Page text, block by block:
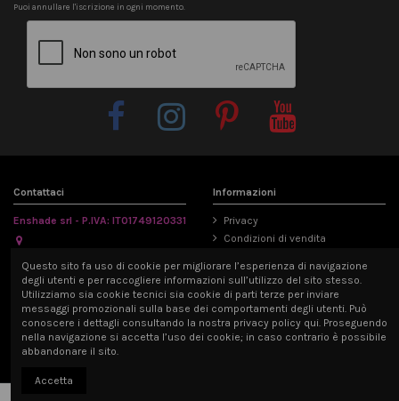
Puoi annullare l'iscrizione in ogni momento.
Contattaci
Enshade srl - P.IVA: IT01749120331
Piacenza, Italia
info@enshade.it
P.IVA: IT01749120331
Informazioni
Privacy
Condizioni di vendita
Mappa del sito
Questo sito fa uso di cookie per migliorare l’esperienza di navigazione
degli utenti e per raccogliere informazioni sull’utilizzo del sito stesso.
Utilizziamo sia cookie tecnici sia cookie di parti terze per inviare
messaggi promozionali sulla base dei comportamenti degli utenti. Può
conoscere i dettagli consultando la nostra privacy policy qui. Proseguendo
nella navigazione si accetta l’uso dei cookie; in caso contrario è possibile
abbandonare il sito.
Accetta